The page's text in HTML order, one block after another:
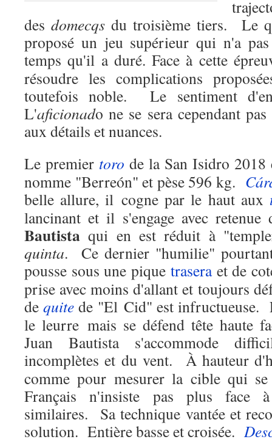
desdomecqs du troisième tiers. Le
proposé un jeu supérieur qui n'a
temps qu'il a duré. Face à cette
résoudre les complications
toutefois noble. Le sentiment
L'aficionado ne se sera cependant
aux détails et nuances.
Le premier toro de la San Isidro 2018
nomme "Berreón" et pèse 596 kg.
belle allure, il cogne par le haut aux
lancinant et il s'engage avec
Bautista qui en est réduit à
quinta.
Ce dernier "humilie"
pousse sous une pique traseraet de
prise avec moins d'allant et toujours
dequite de "El Cid" est infructueuse.
le leurre mais se défend tête haute
Juan Bautista s'accommode
incomplètes et du vent.
À hauteur
comme pour mesurer la cible qui
Français n'insiste pas plus face à
similaires.
Sa technique vantée et
solution. Entière basse et croisée.